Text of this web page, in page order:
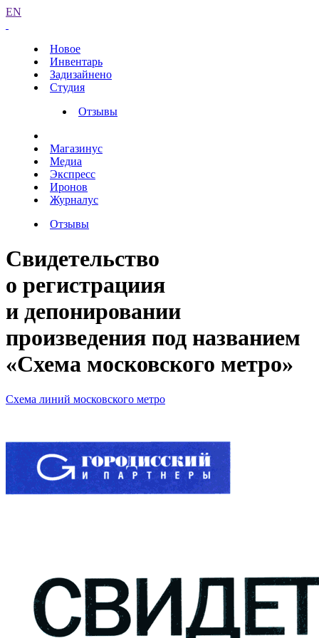
EN
Новое
Инвентарь
Задизайнено
Студия
Отзывы
Магазинус
Медиа
Экспресс
Иронов
Журналус
Отзывы
Свидетельство
о регистрациия
и депонировании
произведения под названием
«Схема московского метро»
Схема линий московского метро